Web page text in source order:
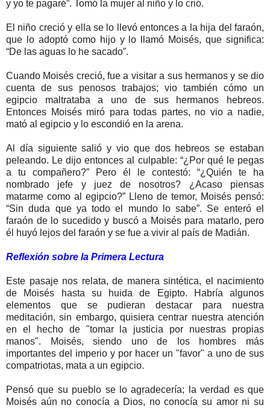
y yo te pagaré”. Tomó la mujer al niño y lo crió.
El niño creció y ella se lo llevó entonces a la hija del faraón,
que lo adoptó como hijo y lo llamó Moisés, que significa:
“De las aguas lo he sacado”.
Cuando Moisés creció, fue a visitar a sus hermanos y se dio
cuenta de sus penosos trabajos; vio también cómo un
egipcio maltrataba a uno de sus hermanos hebreos.
Entonces Moisés miró para todas partes, no vio a nadie,
mató al egipcio y lo escondió en la arena.
Al día siguiente salió y vio que dos hebreos se estaban
peleando. Le dijo entonces al culpable: “¿Por qué le pegas
a tu compañero?” Pero él le contestó: “¿Quién te ha
nombrado jefe y juez de nosotros? ¿Acaso piensas
matarme como al egipcio?” Lleno de temor, Moisés pensó:
“Sin duda que ya todo el mundo lo sabe”. Se enteró el
faraón de lo sucedido y buscó a Moisés para matarlo, pero
él huyó lejos del faraón y se fue a vivir al país de Madián.
Reflexión sobre la Primera Lectura
Este pasaje nos relata, de manera sintética, el nacimiento
de Moisés hasta su huida de Egipto. Habría algunos
elementos que se pudieran destacar para nuestra
meditación, sin embargo, quisiera centrar nuestra atención
en el hecho de "tomar la justicia por nuestras propias
manos". Moisés, siendo uno de los hombres más
importantes del imperio y por hacer un "favor" a uno de sus
compatriotas, mata a un egipcio.
Pensó que su pueblo se lo agradecería; la verdad es que
Moisés aún no conocía a Dios, no conocía su amor ni su